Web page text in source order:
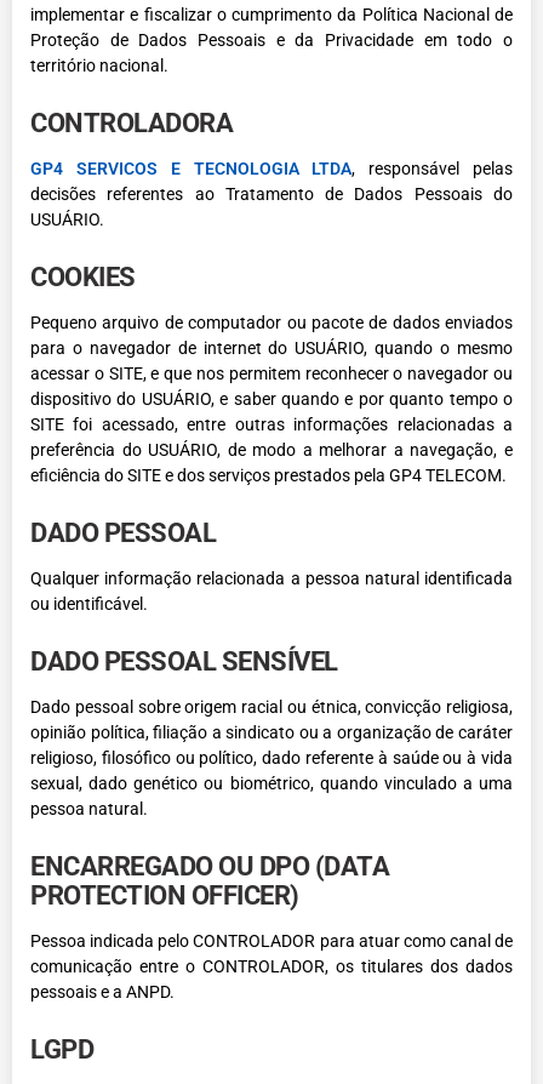
implementar e fiscalizar o cumprimento da Política Nacional de
Proteção de Dados Pessoais e da Privacidade em todo o
território nacional.
CONTROLADORA
GP4 SERVICOS E TECNOLOGIA LTDA, responsável pelas
decisões referentes ao Tratamento de Dados Pessoais do
USUÁRIO.
COOKIES
Pequeno arquivo de computador ou pacote de dados enviados
para o navegador de internet do USUÁRIO, quando o mesmo
acessar o SITE, e que nos permitem reconhecer o navegador ou
dispositivo do USUÁRIO, e saber quando e por quanto tempo o
SITE foi acessado, entre outras informações relacionadas a
preferência do USUÁRIO, de modo a melhorar a navegação, e
eficiência do SITE e dos serviços prestados pela GP4 TELECOM.
DADO PESSOAL
Qualquer informação relacionada a pessoa natural identificada
ou identificável.
DADO PESSOAL SENSÍVEL
Dado pessoal sobre origem racial ou étnica, convicção religiosa,
opinião política, filiação a sindicato ou a organização de caráter
religioso, filosófico ou político, dado referente à saúde ou à vida
sexual, dado genético ou biométrico, quando vinculado a uma
pessoa natural.
ENCARREGADO OU DPO (DATA
PROTECTION OFFICER)
Pessoa indicada pelo CONTROLADOR para atuar como canal de
comunicação entre o CONTROLADOR, os titulares dos dados
pessoais e a ANPD.
LGPD